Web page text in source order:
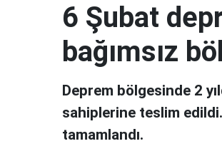
6 Şubat
bağımsız
Deprem bölgesinde 2
sahiplerine teslim edildi.
tamamlandı.